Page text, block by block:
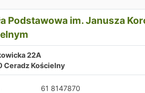
w Ceradzu Koscielnym
Podstawowa im. Janusza
22A
Ceradz Kościelny
61 8147870